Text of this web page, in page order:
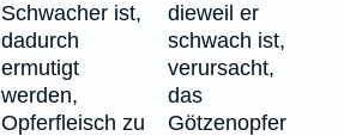
Schwacher ist,
dadurch
ermutigt
werden,
Opferfleisch zu
dieweil er
schwach ist,
verursacht,
das
Götzenopfer